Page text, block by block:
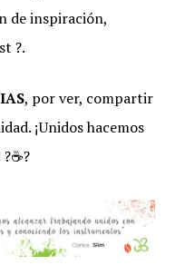
de inspiración,
?.
, por ver, compartir
¡Unidos hacemos